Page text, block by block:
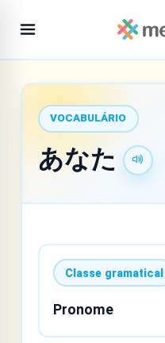
VOCABULÁRIO
あなた
Classe gramatical
Pronome